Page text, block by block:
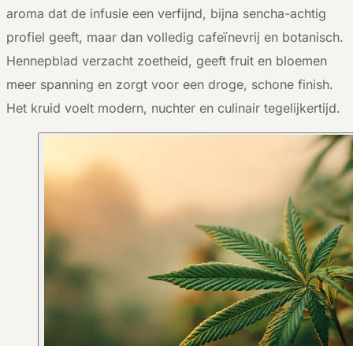
aroma dat de infusie een verfijnd, bijna sencha-achtig
profiel geeft, maar dan volledig cafeïnevrij en botanisch.
Hennepblad verzacht zoetheid, geeft fruit en bloemen
meer spanning en zorgt voor een droge, schone finish.
Het kruid voelt modern, nuchter en culinair tegelijkertijd.